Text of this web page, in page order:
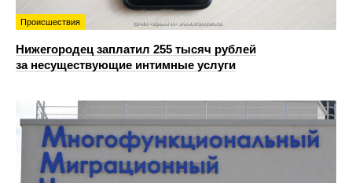
Происшествия
Нижегородец заплатил 255 тысяч рублей
за несуществующие интимные услуги